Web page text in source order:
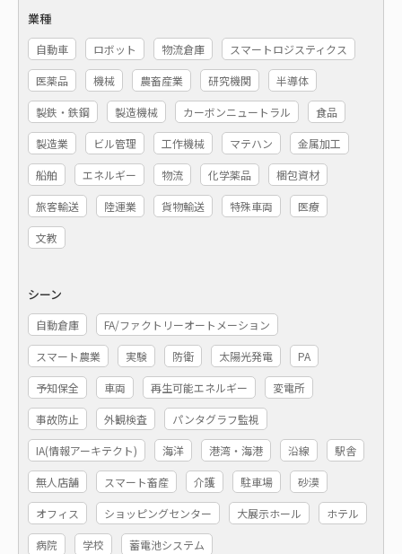
業種
自動車 ロボット 物流倉庫 スマートロジスティクス
医薬品 機械 農畜産業 研究機関 半導体
製鉄・鉄鋼 製造機械 カーボンニュートラル 食品
製造業 ビル管理 工作機械 マテハン 金属加工
船舶 エネルギー 物流 化学薬品 梱包資材
旅客輸送 陸運業 貨物輸送 特殊車両 医療
文教
シーン
自動倉庫 FA/ファクトリーオートメーション
スマート農業 実験 防衛 太陽光発電 PA
予知保全 車両 再生可能エネルギー 変電所
事故防止 外観検査 パンタグラフ監視
IA(情報アーキテクト) 海洋 港湾・海港 沿線 駅舎
無人店舗 スマート畜産 介護 駐車場 砂漠
オフィス ショッピングセンター 大展示ホール ホテル
病院 学校 蓄電池システム